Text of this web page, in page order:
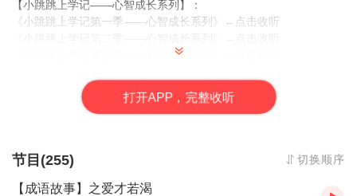
【小跳跳上学记——心智成长系列】：
《小跳跳上学记第一季——心智成长系列》←点击收听
《小跳跳上学记第三季——心智成长系列》←点击收听
《黄大梦上学记（一年级）》←点击收听
《黄大梦上学记（二年级）》←点击收听
《萌鸡大眼仔探案记|侦探推理儿童睡前故事》←点击收听
《功夫虫王二毛探案记|儿童睡前故事|晚安妈妈 哄睡》←点击收听
《鲁牙牙探案记|侦探推理儿童睡前故事》←点击收听
打开APP，完整收听
节目(255) 切换顺序
【成语故事】之爱才若渴